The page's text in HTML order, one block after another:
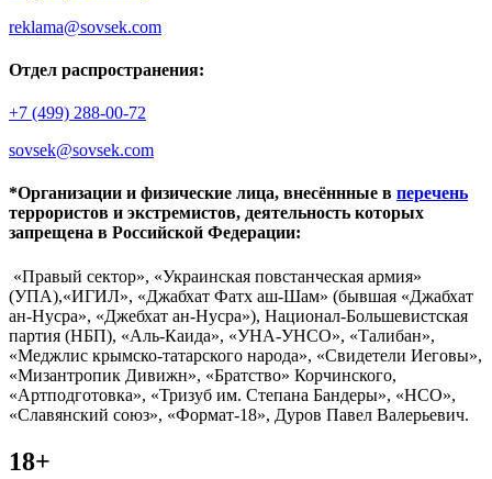
reklama@sovsek.com
Отдел распространения:
+7 (499) 288-00-72
sovsek@sovsek.com
*Организации и физические лица, внесённные в перечень
террористов и экстремистов, деятельность которых
запрещена в Российской Федерации:
«Правый сектор», «Украинская повстанческая армия»
(УПА),«ИГИЛ», «Джабхат Фатх аш-Шам» (бывшая «Джабхат
ан-Нусра», «Джебхат ан-Нусра»), Национал-Большевистская
партия (НБП), «Аль-Каида», «УНА-УНСО», «Талибан»,
«Меджлис крымско-татарского народа», «Свидетели Иеговы»,
«Мизантропик Дивижн», «Братство» Корчинского,
«Артподготовка», «Тризуб им. Степана Бандеры», «НСО»,
«Славянский союз», «Формат-18», Дуров Павел Валерьевич.
18+